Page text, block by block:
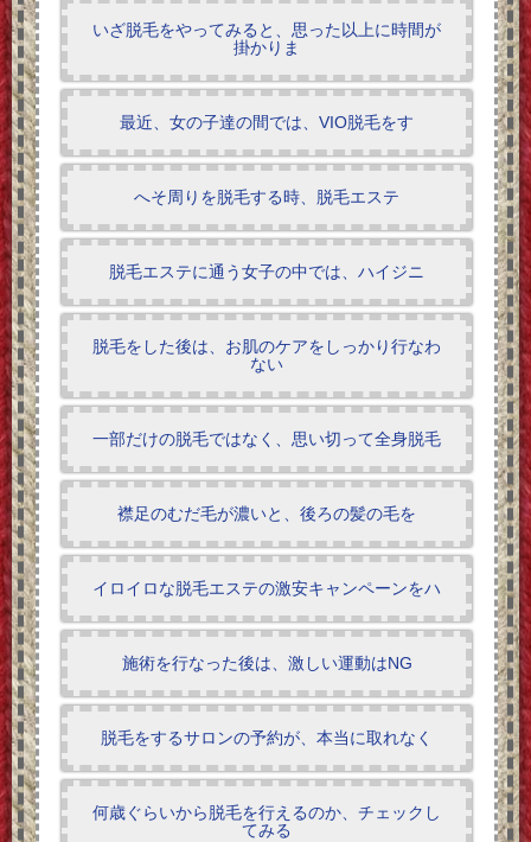
いざ脱毛をやってみると、思った以上に時間が
掛かりま
最近、女の子達の間では、VIO脱毛をす
へそ周りを脱毛する時、脱毛エステ
脱毛エステに通う女子の中では、ハイジニ
脱毛をした後は、お肌のケアをしっかり行なわ
ない
一部だけの脱毛ではなく、思い切って全身脱毛
襟足のむだ毛が濃いと、後ろの髪の毛を
イロイロな脱毛エステの激安キャンペーンをハ
施術を行なった後は、激しい運動はNG
脱毛をするサロンの予約が、本当に取れなく
何歳ぐらいから脱毛を行えるのか、チェックし
てみる